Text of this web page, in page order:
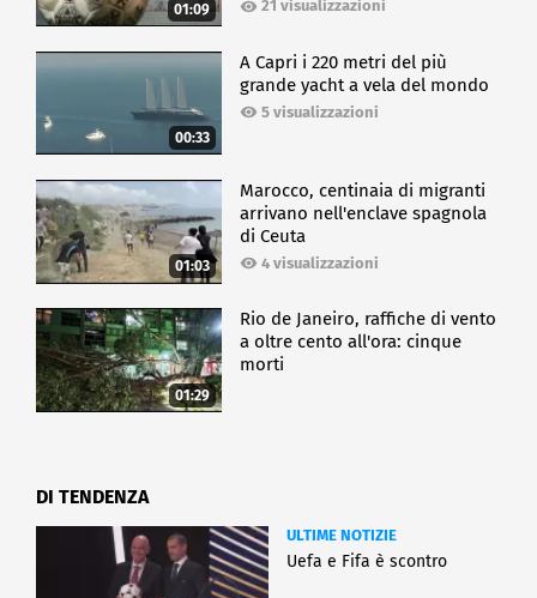
01:09 21 visualizzazioni
00:33
A Capri i 220 metri del più
grande yacht a vela del mondo
5 visualizzazioni
01:03
Marocco, centinaia di migranti
arrivano nell'enclave spagnola
di Ceuta
4 visualizzazioni
01:29
Rio de Janeiro, raffiche di vento
a oltre cento all'ora: cinque
morti
DI TENDENZA
ULTIME NOTIZIE
Uefa e Fifa è scontro